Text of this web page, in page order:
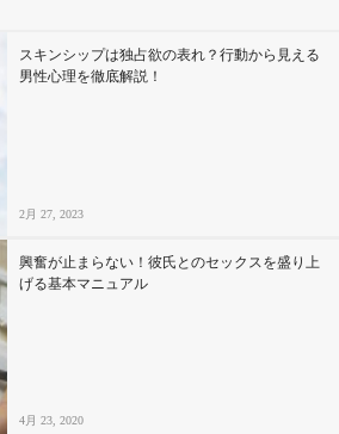
スキンシップは独占欲の表れ？行動から見える
男性心理を徹底解説！
2月 27, 2023
興奮が止まらない！彼氏とのセックスを盛り上
げる基本マニュアル
4月 23, 2020